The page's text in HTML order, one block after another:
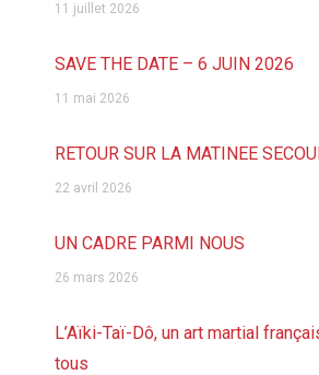
11 juillet 2026
SAVE THE DATE – 6 JUIN 2026
11 mai 2026
RETOUR SUR LA MATINEE
22 avril 2026
UN CADRE PARMI NOUS
26 mars 2026
L’Aïki-Taï-Dô, un art martial
tous